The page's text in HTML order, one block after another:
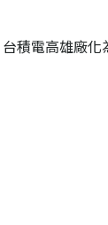
積電高雄廠化